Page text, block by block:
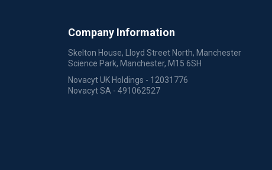
Company Information
Skelton House, Lloyd Street North, Manchester
Science Park, Manchester, M15 6SH
Novacyt UK Holdings - 12031776
Novacyt SA - 491062527